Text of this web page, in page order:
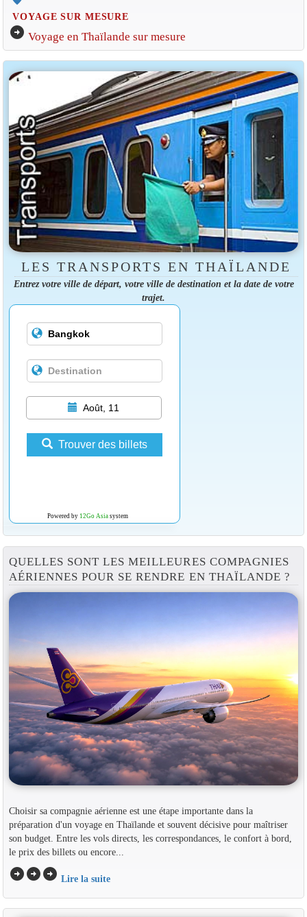
VOYAGE SUR MESURE
arrow_circle_right Voyage en Thaïlande sur mesure
LES TRANSPORTS EN THAÏLANDE
Entrez votre ville de départ, votre ville de destination et la date de votre
trajet.
Août, 11
Trouver des billets
Powered by 12Go Asiasystem
QUELLES SONT LES MEILLEURES COMPAGNIES
AÉRIENNES POUR SE RENDRE EN THAÏLANDE ?
Choisir sa compagnie aérienne est une étape importante dans la
préparation d'un voyage en Thaïlande et souvent décisive pour maîtriser
son budget. Entre les vols directs, les correspondances, le confort à bord,
le prix des billets ou encore...
arrow_circle_rightarrow_circle_rightarrow_circle_right Lire la suite